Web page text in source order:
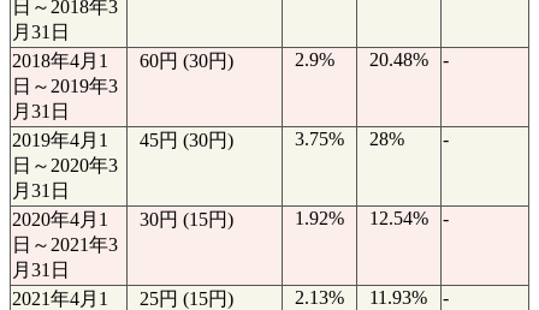
日～2018年3
月31日
2018年4月1
日～2019年3
月31日
60円 (30円) 2.9% 20.48% -
2019年4月1
日～2020年3
月31日
45円 (30円) 3.75% 28% -
2020年4月1
日～2021年3
月31日
30円 (15円) 1.92% 12.54% -
2021年4月1
25円 (15円) 2.13% 11.93% -